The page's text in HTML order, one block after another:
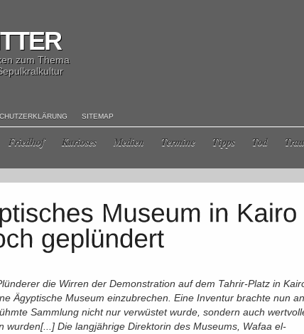
zum Thema
SITEMAP
Friedhof Kurioses Medien Termine Tipps Tod
die Wirren der Demonstration auf dem Tahrir-Platz in
Ägyptische Museum einzubrechen. Eine Inventur brachte nun
Sammlung nicht nur verwüstet wurde, sondern auch
wurden[...] Die langjährige Direktorin des Museums, Wafaa el-